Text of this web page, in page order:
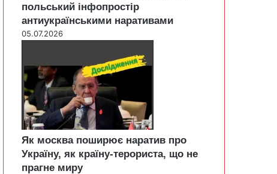
польський інфопростір
антиукраїнськими наративами
05.07.2026
Як москва поширює наратив про
Україну, як країну-терориста, що не
прагне миру